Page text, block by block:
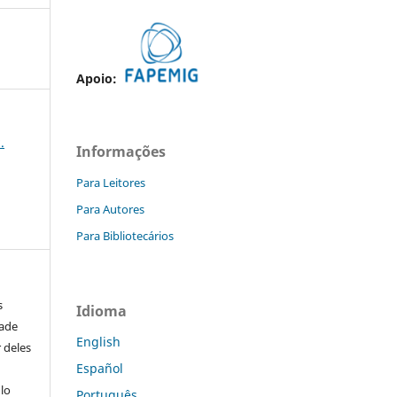
Apoio:
Informações
Para Leitores
Para Autores
Para Bibliotecários
Idioma
English
Español